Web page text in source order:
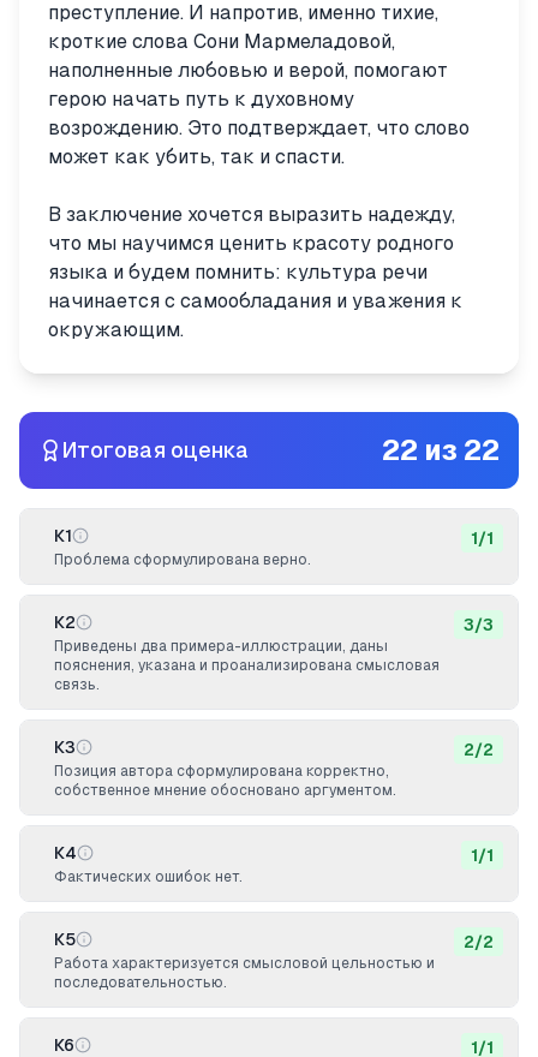
преступление. И напротив, именно тихие,
кроткие слова Сони Мармеладовой,
наполненные любовью и верой, помогают
герою начать путь к духовному
возрождению. Это подтверждает, что слово
может как убить, так и спасти.
В заключение хочется выразить надежду,
что мы научимся ценить красоту родного
языка и будем помнить: культура речи
начинается с самообладания и уважения к
окружающим.
Итоговая оценка 22 из 22
К1
Проблема сформулирована верно.
1/1
К2
Приведены два примера-иллюстрации, даны
пояснения, указана и проанализирована смысловая
связь.
3/3
К3
Позиция автора сформулирована корректно,
собственное мнение обосновано аргументом.
2/2
К4
Фактических ошибок нет.
1/1
К5
Работа характеризуется смысловой цельностью и
последовательностью.
2/2
К6 1/1